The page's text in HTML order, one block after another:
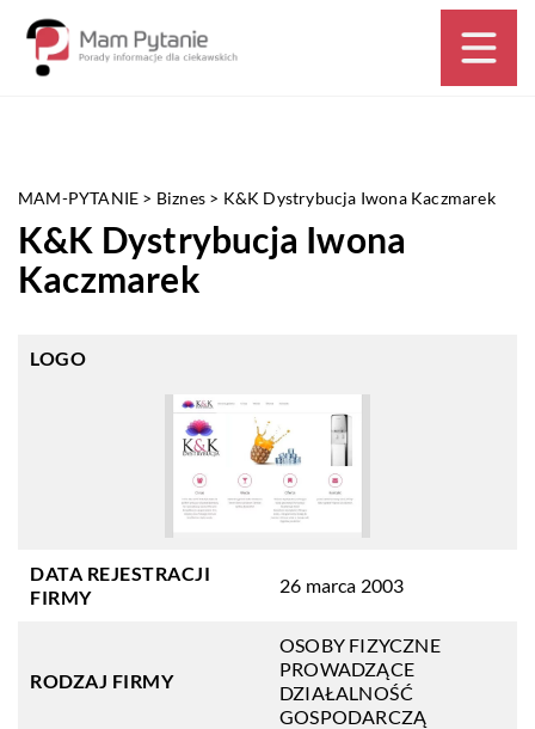
MAM-PYTANIE > Biznes > K&K Dystrybucja Iwona Kaczmarek
K&K Dystrybucja Iwona
Kaczmarek
LOGO
DATA REJESTRACJI
FIRMY
26 marca 2003
RODZAJ FIRMY
OSOBY FIZYCZNE
PROWADZĄCE
DZIAŁALNOŚĆ
GOSPODARCZĄ